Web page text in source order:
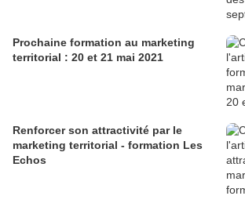
Prochaine formation au marketing
territorial : 20 et 21 mai 2021
Renforcer son attractivité par le
marketing territorial - formation Les
Echos